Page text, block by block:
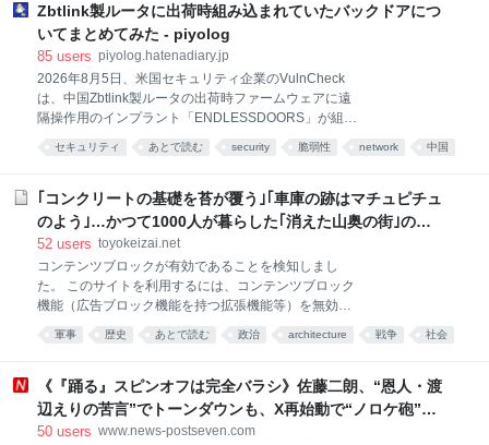
「悪かったのは自分で
「YES」って言ったら同意？（後から『脅されてた』って言われたらア
ウト） ・アプリや紙で確認したら同意？（途中で気分が変わったらアウ
ト） ・雰囲気や空気感？（相手の解釈次第でどうとでもなる） 正解の基
から言われるの、ゲームとして成り立ってなくない？ 「同意とは何か」
を誰ひとり定義できないのに「不同意」だけを責めるのって、論理的に
破綻
Zbtlink製ルータに出荷時組み込まれていたバックドアにつ
いてまとめてみた - piyolog
85 users piyolog.hatenadiary.jp
2026年8月5日、米国セキュリティ企業のVulnCheck
は、中国Zbtlink製ルータの出荷時ファームウェアに遠
隔操作用のインプラント「ENDLESSDOORS」が組み
込まれていたとする調査結果を公開しました。対象の
実装は外部から侵害を受けて仕込まれたものではな
れていたとされています。Zbtlinkはこの指摘に対し独
自の説明を示しており、VulnCheckの観測と正面から
対立しています。ここでは関連する情報をまとめま
Shenzhen Zhibotong Electronicsのブランドで、ルー
タを製造し世界各地への販売向けにホワイトレーベル
供給している中国のメーカーである。対象機種には、
SIMカードを2枚搭載する5G対応のCPEも含まれる。
セキュリティ あとで読む security 脆弱性 network 中国
｢コンクリートの基礎を苔が覆う｣｢車庫の跡はマチュピチュ
のよう｣…かつて1000人が暮らした｢消えた山奥の街｣の物
語
52 users toyokeizai.net
コンテンツブロックが有効であることを検知しまし
た。 このサイトを利用するには、コンテンツブロック
機能（広告ブロック機能を持つ拡張機能等）を無効に
してページを再読み込みしてください。 なお、
Microsoft Edgeをご利用のお客様はプライバシー設定
する」の設定を「バランス（推奨）」にしてご利用を
お願いいたします。詳細は下記のFAQページをご参照
ください。
軍事 歴史 あとで読む 政治 architecture 戦争 社会
《『踊る』スピンオフは完全バラシ》佐藤二朗、“恩人・渡
辺えりの苦言”でトーンダウンも、X再始動で“ノロケ砲”を
お見舞いした現在【橋本愛とトラブル】
50 users www.news-postseven.com